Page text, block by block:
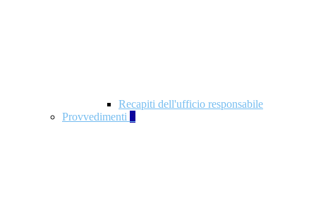
Recapiti dell'ufficio responsabile
Provvedimenti 3